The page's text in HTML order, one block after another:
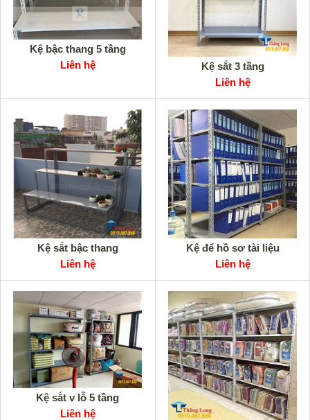
Kệ bậc thang 5 tầng
Liên hệ
Kệ sắt 3 tầng
Liên hệ
Kệ sắt bậc thang
Liên hệ
Kệ để hồ sơ tài liệu
Liên hệ
Kệ sắt v lỗ 5 tầng
Liên hệ